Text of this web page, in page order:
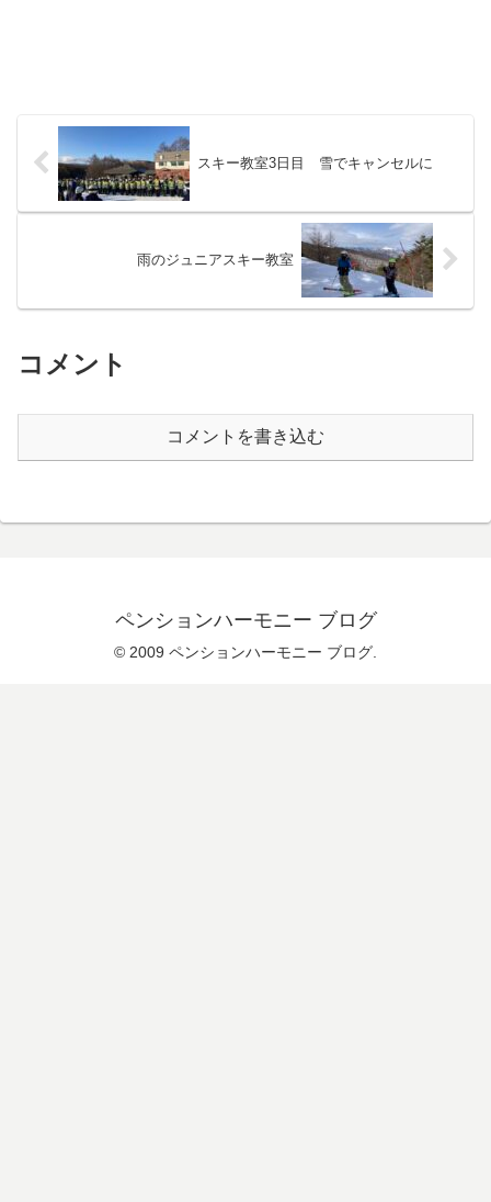
スキー教室3日目 雪でキャンセルに
雨のジュニアスキー教室
コメント
コメントを書き込む
ペンションハーモニー ブログ
© 2009 ペンションハーモニー ブログ.